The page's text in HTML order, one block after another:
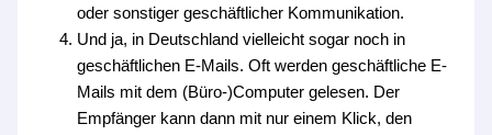
oder sonstiger geschäftlicher Kommunikation.
Und ja, in Deutschland vielleicht sogar noch in
geschäftlichen E-Mails. Oft werden geschäftliche E-
Mails mit dem (Büro-)Computer gelesen. Der
Empfänger kann dann mit nur einem Klick, den